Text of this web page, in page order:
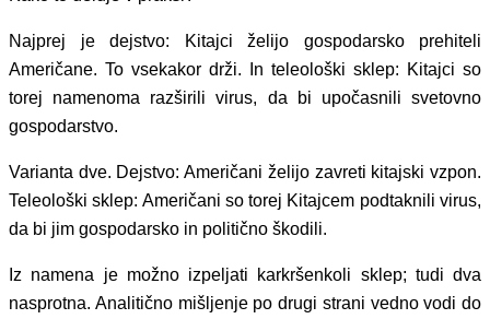
Najprej je dejstvo: Kitajci želijo gospodarsko prehiteli
Američane. To vsekakor drži. In teleološki sklep: Kitajci so
torej namenoma razširili virus, da bi upočasnili svetovno
gospodarstvo.
Varianta dve. Dejstvo: Američani želijo zavreti kitajski vzpon.
Teleološki sklep: Američani so torej Kitajcem podtaknili virus,
da bi jim gospodarsko in politično škodili.
Iz namena je možno izpeljati karkršenkoli sklep; tudi dva
nasprotna. Analitično mišljenje po drugi strani vedno vodi do